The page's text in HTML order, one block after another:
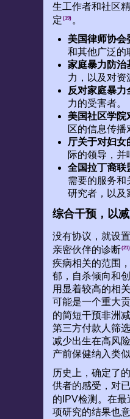
生工作者和社区
定 (19) 。
美国律师协会
和其他广泛
家庭暴力防治
力，以及对
反对家庭暴力
力的受害者。
美国社区学院
区的信息传
厅关于对妇女
际的领导，
全国拉丁裔联
需要的服务和
研究者，以
综合干预，以
没有协议，就设
亲密伙伴的诊断(21)
疾病相关的范围
郁，自杀倾向和
用显着较高的相
可能是一个重大
的简短干预非洲
第三方付款人筛
减少出生在高风
产前保健纳入类
历史上，确定了
供者的感受，对
的IPV检测。在
项研究的结果也